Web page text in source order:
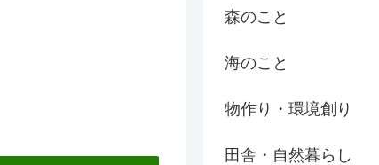
森のこと
海のこと
物作り・環境創り
田舎・自然暮らし